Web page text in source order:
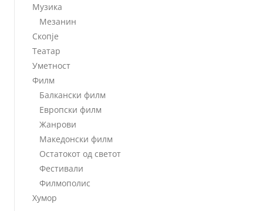
Музика
Мезанин
Скопје
Театар
Уметност
Филм
Балкански филм
Европски филм
Жанрови
Македонски филм
Остатокот од светот
Фестивали
Филмополис
Хумор